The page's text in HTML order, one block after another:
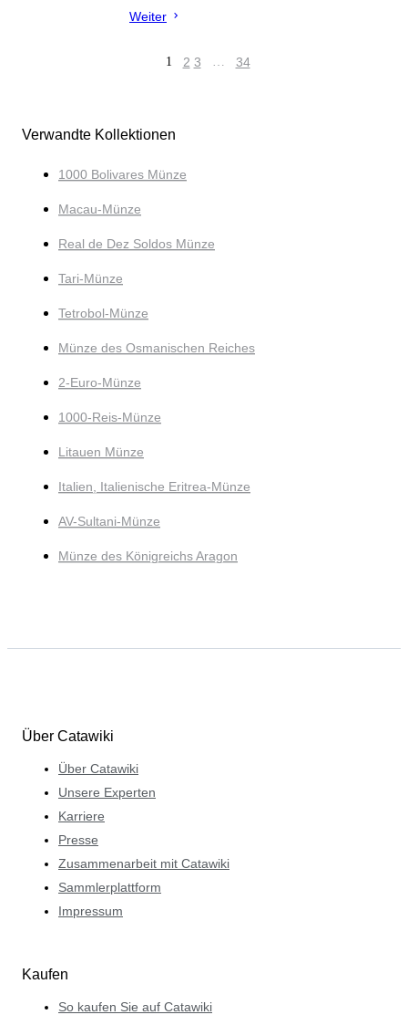
Weiter
1 2 3 … 34
Verwandte Kollektionen
1000 Bolivares Münze
Macau-Münze
Real de Dez Soldos Münze
Tari-Münze
Tetrobol-Münze
Münze des Osmanischen Reiches
2-Euro-Münze
1000-Reis-Münze
Litauen Münze
Italien, Italienische Eritrea-Münze
AV-Sultani-Münze
Münze des Königreichs Aragon
Über Catawiki
Über Catawiki
Unsere Experten
Karriere
Presse
Zusammenarbeit mit Catawiki
Sammlerplattform
Impressum
Kaufen
So kaufen Sie auf Catawiki